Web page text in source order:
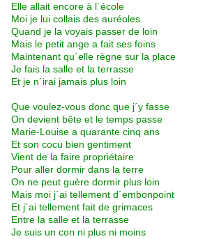
Elle allait encore à l´école
Moi je lui collais des auréoles
Quand je la voyais passer de loin
Mais le petit ange a fait ses foins
Maintenant qu´elle règne sur la place
Je fais la salle et la terrasse
Et je n´irai jamais plus loin
Que voulez-vous donc que j´y fasse
On devient bête et le temps passe
Marie-Louise a quarante cinq ans
Et son cocu bien gentiment
Vient de la faire propriétaire
Pour aller dormir dans la terre
On ne peut guère dormir plus loin
Mais moi j´ai tellement d´embonpoint
Et j´ai tellement fait de grimaces
Entre la salle et la terrasse
Je suis un con ni plus ni moins